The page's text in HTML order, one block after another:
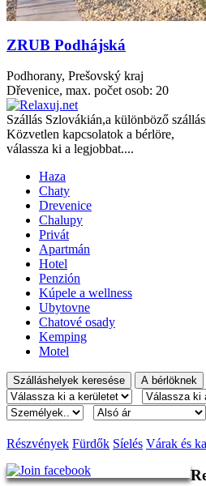
ZRUB Podhájská
Podhorany, Prešovský kraj
Dřevenice, max. počet osob: 20
Szállás Szlovákián,a különböző
Közvetlen kapcsolatok a bérlöre,
válassza ki a legjobbat....
Haza
Chaty
Drevenice
Chalupy
Privát
Apartmán
Hotel
Penzión
Kúpele a wellness
Ubytovne
Chatové osady
Kemping
Motel
Részvények Fürdők Síelés Várak és